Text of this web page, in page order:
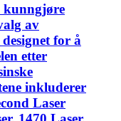
kunngjøre
av
for å
etter
inkluderer
Laser